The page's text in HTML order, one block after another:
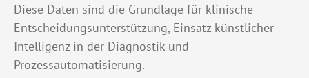
Diese Daten sind die Grundlage für klinische
Entscheidungsunterstützung, Einsatz künstlicher
Intelligenz in der Diagnostik und
Prozessautomatisierung.